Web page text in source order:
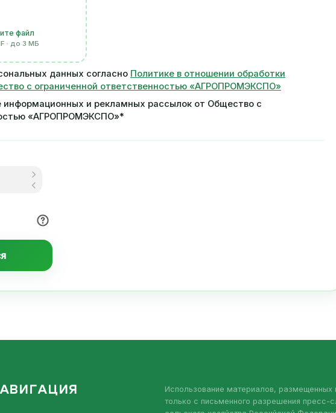
файл
· до 3 МБ
данных согласно Политике в отношении обработки
с ограниченной ответственностью «АГРОПРОМЭКСПО»
информационных и рекламных рассылок от Общество с
«АГРОПРОМЭКСПО»*
Использование материалов, размещенных
только с письменного разрешения пресс-